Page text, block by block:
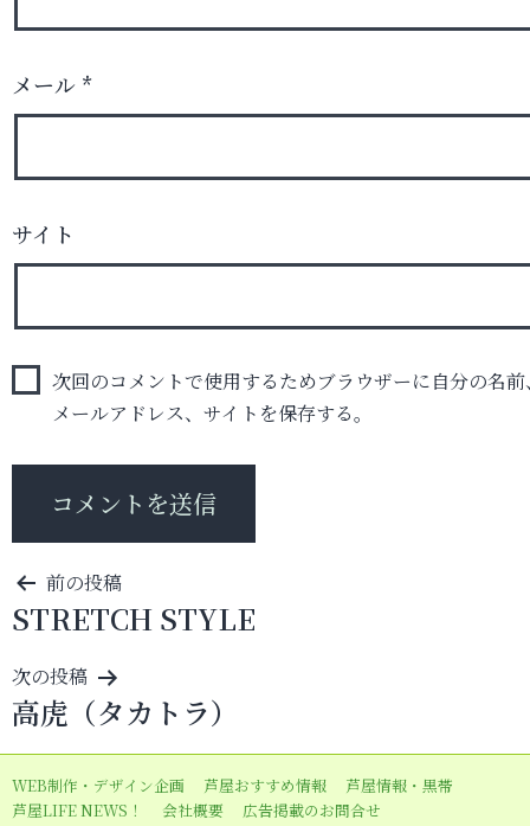
メール *
サイト
次回のコメントで使用するためブラウザーに自分の名前
メールアドレス、サイトを保存する。
投
稿
ナ
ビ
ゲ
ー
シ
前の投稿
STRETCH STYLE
次の投稿
高虎（タカトラ）
WEB制作・デザイン企画 芦屋おすすめ情報
芦屋情報・黒帯
芦屋LIFE NEWS！
会社概要 広告掲載のお問合せ